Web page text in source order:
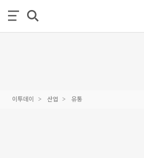
이투데이 산업 유통